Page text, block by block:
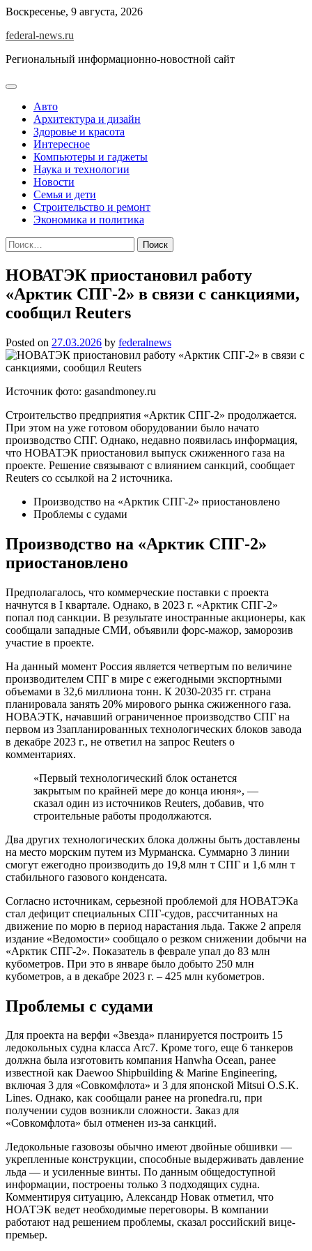
Skip
content
Воскресенье, 9 августа, 2026
federal-news.ru
Региональный информационно-новостной сайт
Авто
Архитектура и дизайн
Здоровье и красота
Интересное
Компьютеры и гаджеты
Наука и технологии
Новости
Семья и дети
Строительство и ремонт
Экономика и политика
Найти:
НОВАТЭК приостановил работу
«Арктик СПГ-2» в связи с санкциями,
сообщил Reuters
Posted on 27.03.2026 by federalnews
Источник фото: gasandmoney.ru
Строительство предприятия «Арктик СПГ-2» продолжается.
При этом на уже готовом оборудовании было начато
производство СПГ. Однако, недавно появилась информация,
что НОВАТЭК приостановил выпуск сжиженного газа на
проекте. Решение связывают с влиянием санкций, сообщает
Reuters со ссылкой на 2 источника.
Производство на «Арктик СПГ-2» приостановлено
Проблемы с судами
Производство на «Арктик СПГ-2»
приостановлено
Предполагалось, что коммерческие поставки с проекта
начнутся в I квартале. Однако, в 2023 г. «Арктик СПГ-2»
попал под санкции. В результате иностранные акционеры, как
сообщали западные СМИ, объявили форс-мажор, заморозив
участие в проекте.
На данный момент Россия является четвертым по величине
производителем СПГ в мире с ежегодными экспортными
объемами в 32,6 миллиона тонн. К 2030-2035 гг. страна
планировала занять 20% мирового рынка сжиженного газа.
НОВАЭТК, начавший ограниченное производство СПГ на
первом из 3запланированных технологических блоков завода
в декабре 2023 г., не ответил на запрос Reuters о
комментариях.
«Первый технологический блок останется
закрытым по крайней мере до конца июня», —
сказал один из источников Reuters, добавив, что
строительные работы продолжаются.
Два других технологических блока должны быть доставлены
на место морским путем из Мурманска. Суммарно 3 линии
смогут ежегодно производить до 19,8 млн т СПГ и 1,6 млн т
стабильного газового конденсата.
Согласно источникам, серьезной проблемой для НОВАТЭКа
стал дефицит специальных СПГ-судов, рассчитанных на
движение по морю в период нарастания льда. Также 2 апреля
издание «Ведомости» сообщало о резком снижении добычи на
«Арктик СПГ-2». Показатель в феврале упал до 83 млн
кубометров. При это в январе было добыто 250 млн
кубометров, а в декабре 2023 г. – 425 млн кубометров.
Проблемы с судами
Для проекта на верфи «Звезда» планируется построить 15
ледокольных судна класса Arc7. Кроме того, еще 6 танкеров
должна была изготовить компания Hanwha Ocean, ранее
известной как Daewoo Shipbuilding & Marine Engineering,
включая 3 для «Совкомфлота» и 3 для японской Mitsui O.S.K.
Lines. Однако, как сообщали ранее на pronedra.ru, при
получении судов возникли сложности. Заказ для
«Совкомфлота» был отменен из-за санкций.
Ледокольные газовозы обычно имеют двойные обшивки —
укрепленные конструкции, способные выдерживать давление
льда — и усиленные винты. По данным общедоступной
информации, построены только 3 подходящих судна.
Комментируя ситуацию, Александр Новак отметил, что
НОАТЭК ведет необходимые переговоры. В компании
работают над решением проблемы, сказал российский вице-
премьер.